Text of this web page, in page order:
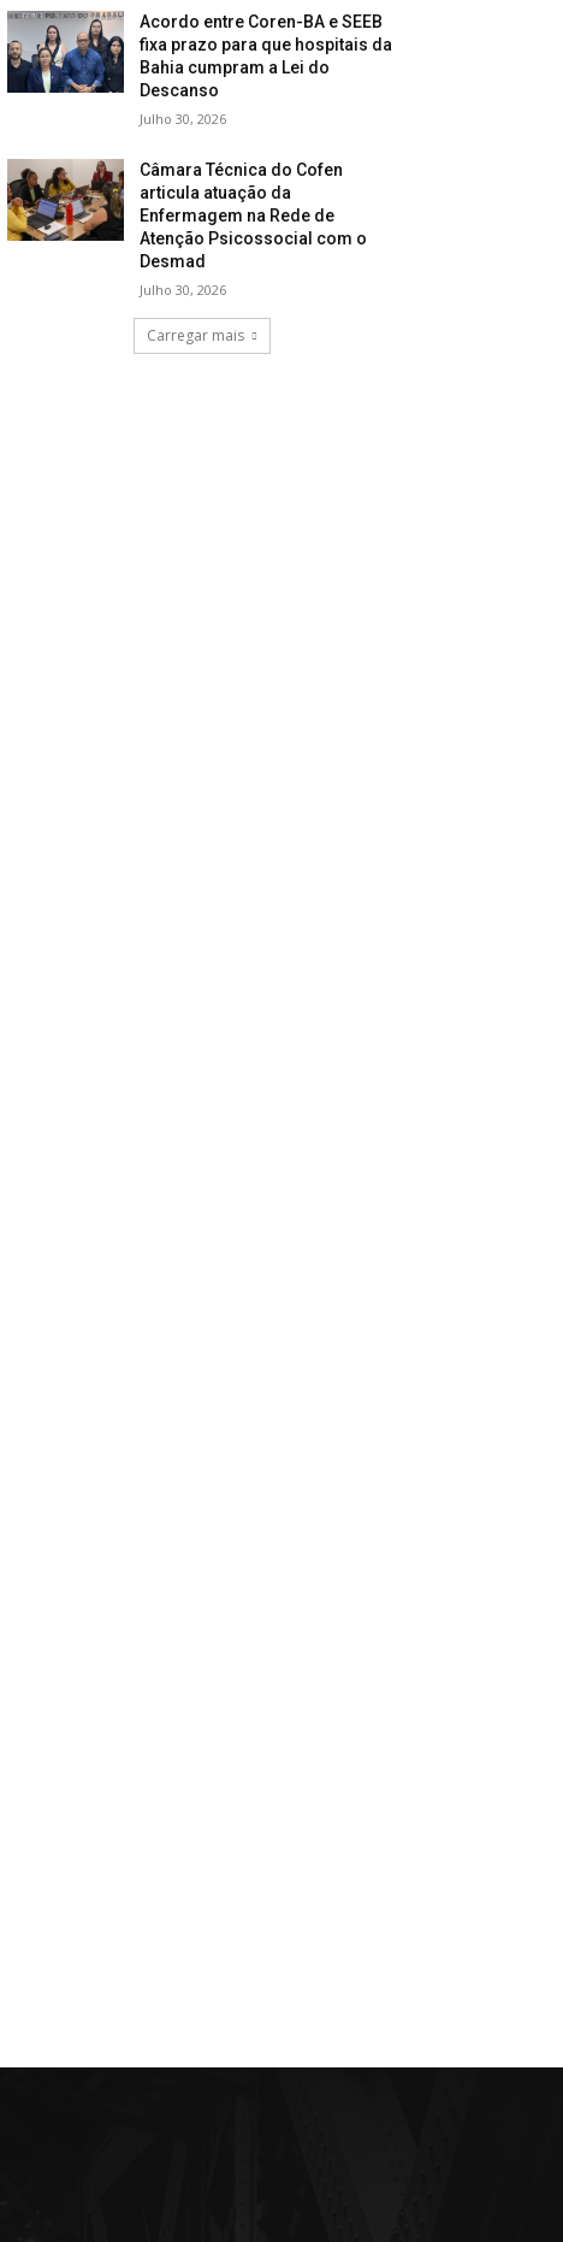
Acordo entre Coren-BA e SEEB
fixa prazo para que hospitais da
Bahia cumpram a Lei do
Descanso
Julho 30, 2026
Câmara Técnica do Cofen
articula atuação da
Enfermagem na Rede de
Atenção Psicossocial com o
Desmad
Julho 30, 2026
Carregar mais